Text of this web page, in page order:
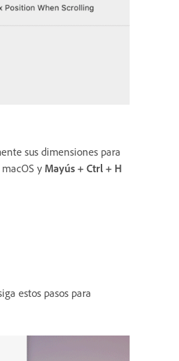
sus dimensiones para
y Mayús + Ctrl + H
estos pasos para